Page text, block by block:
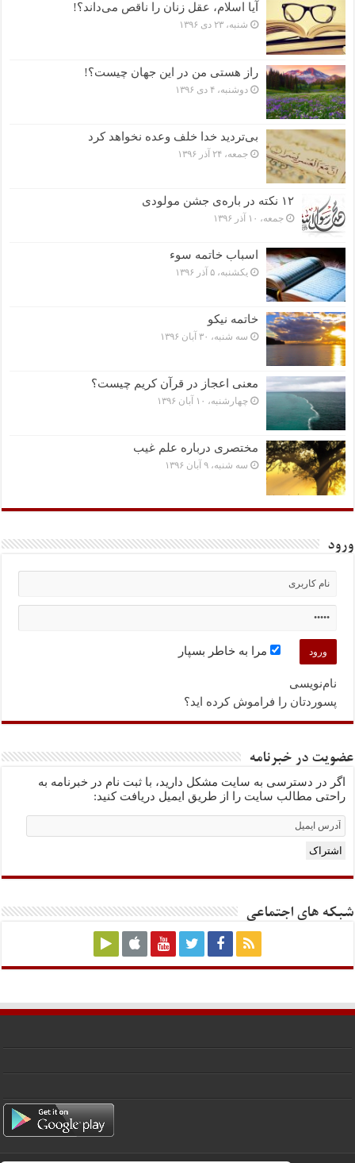
آیا اسلام، عقل زنان را ناقص می‌داند؟!
شنبه، ۲۳ دی ۱۳۹۶
راز هستی من در این جهان چیست؟!
دوشنبه، ۴ دی ۱۳۹۶
بی‌تردید خدا خلف وعده نخواهد کرد
جمعه، ۲۴ آذر ۱۳۹۶
۱۲ نکته در باره‌ی جشن مولودی
جمعه، ۱۰ آذر ۱۳۹۶
اسباب خاتمه سوء
یکشنبه، ۵ آذر ۱۳۹۶
خاتمه نیکو
سه شنبه، ۳۰ آبان ۱۳۹۶
معنی اعجاز در قرآن کریم چیست؟
چهارشنبه، ۱۰ آبان ۱۳۹۶
مختصرى درباره علم غیب
سه شنبه، ۹ آبان ۱۳۹۶
ورود
مرا به خاطر بسپار
نام‌نویسی
پسوردتان را فراموش کرده اید؟
عضویت در خبرنامه
اگر در دسترسی به سایت مشکل دارید، با ثبت نام در خبرنامه به
راحتی مطالب سایت را از طریق ایمیل دریافت کنید:
Email
Subscription
اشتراک
شبکه های اجتماعی